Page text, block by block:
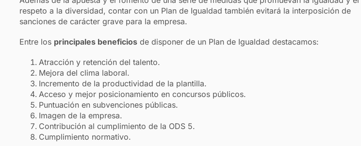
respeto a la diversidad, contar con un Plan de Igualdad también evitará la interposición de
sanciones de carácter grave para la empresa.
Entre los principales beneficios de disponer de un Plan de Igualdad destacamos:
Atracción y retención del talento.
Mejora del clima laboral.
Incremento de la productividad de la plantilla.
Acceso y mejor posicionamiento en concursos públicos.
Puntuación en subvenciones públicas.
Imagen de la empresa.
Contribución al cumplimiento de la ODS 5.
Cumplimiento normativo.